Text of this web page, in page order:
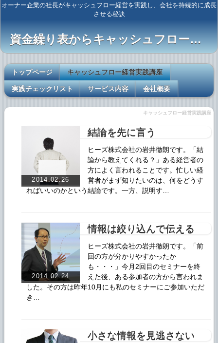
オーナー企業の社長がキャッシュフロー経営を実践し、会社を持続的に成長
させる秘訣
資金繰り表からキャッシュフロー経営へ
トップページ キャッシュフロー経営実践講座
実践チェックリスト サービス内容 会社概要
キャッシュフロー経営実践講座
2014.02.26
結論を先に言う
ヒーズ株式会社の岩井徹朗です。「結
論から教えてくれる？」ある経営者の
方によく言われることです。忙しい経
営者がまず知りたいのは、何をどうす
ればいいのかという結論です。一方、説明す…
2014.02.24
情報は絞り込んで伝える
ヒーズ株式会社の岩井徹朗です。「前
回の方が分かりやすかったか
も・・・」今月2回目のセミナーを終
えた後、ある参加者の方から言われま
した。その方は昨年10月にも私のセミナーにご参加いただ
き…
小さな情報を見逃さない